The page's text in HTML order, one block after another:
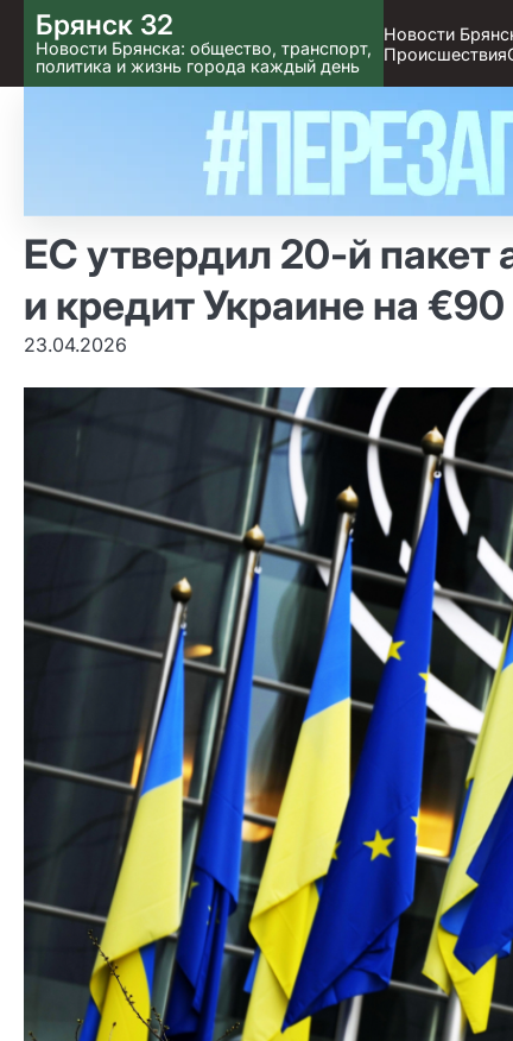
Skip
to content
Брянск 32
Новости Брянска: общество, транспорт,
политика и жизнь города каждый день
Новости
Происшествия
ЕС утвердил 20‑й пакет
и кредит Украине на
23.04.2026